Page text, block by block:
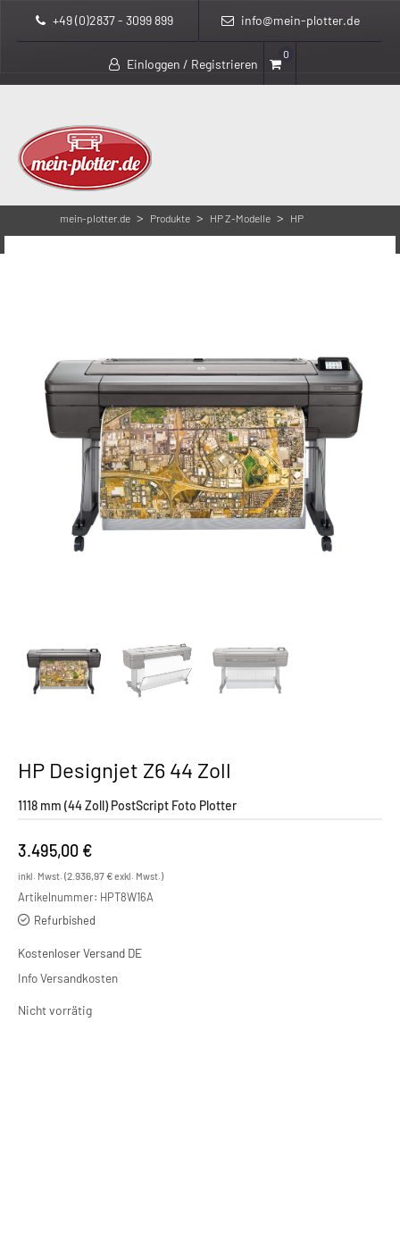
+49 (0)2837 - 3099 899 info@mein-plotter.de
Einloggen / Registrieren
0
mein-plotter.de > Produkte > HP Z-Modelle >
HP
>
HP Designjet Z6 44 Zoll
1118 mm (44 Zoll) PostScript Foto Plotter
3.495,00 €
inkl. Mwst. (2.936,97€exkl. Mwst.)
Artikelnummer: HPT8W16A
Refurbished
Kostenloser Versand DE
Info Versandkosten
Nicht vorrätig